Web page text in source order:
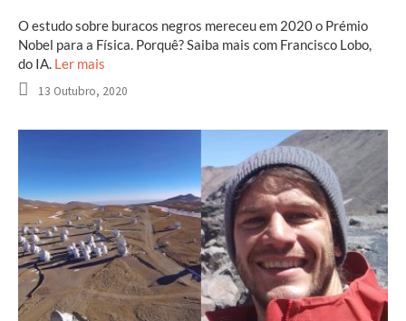
O estudo sobre buracos negros mereceu em 2020 o Prémio
Nobel para a Física. Porquê? Saiba mais com Francisco Lobo,
do IA. Ler mais
13 Outubro, 2020